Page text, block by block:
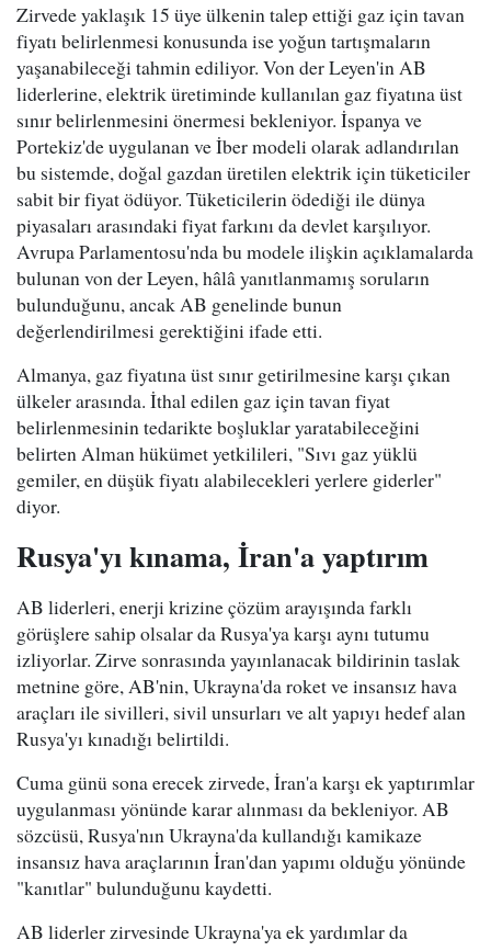
Zirvede yaklaşık 15 üye ülkenin talep ettiği gaz için tavan
fiyatı belirlenmesi konusunda ise yoğun tartışmaların
yaşanabileceği tahmin ediliyor. Von der Leyen'in AB
liderlerine, elektrik üretiminde kullanılan gaz fiyatına üst
sınır belirlenmesini önermesi bekleniyor. İspanya ve
Portekiz'de uygulanan ve İber modeli olarak adlandırılan
bu sistemde, doğal gazdan üretilen elektrik için tüketiciler
sabit bir fiyat ödüyor. Tüketicilerin ödediği ile dünya
piyasaları arasındaki fiyat farkını da devlet karşılıyor.
Avrupa Parlamentosu'nda bu modele ilişkin açıklamalarda
bulunan von der Leyen, hâlâ yanıtlanmamış soruların
bulunduğunu, ancak AB genelinde bunun
değerlendirilmesi gerektiğini ifade etti.
Almanya, gaz fiyatına üst sınır getirilmesine karşı çıkan
ülkeler arasında. İthal edilen gaz için tavan fiyat
belirlenmesinin tedarikte boşluklar yaratabileceğini
belirten Alman hükümet yetkilileri, "Sıvı gaz yüklü
gemiler, en düşük fiyatı alabilecekleri yerlere giderler"
diyor.
Rusya'yı kınama, İran'a yaptırım
AB liderleri, enerji krizine çözüm arayışında farklı
görüşlere sahip olsalar da Rusya'ya karşı aynı tutumu
izliyorlar. Zirve sonrasında yayınlanacak bildirinin taslak
metnine göre, AB'nin, Ukrayna'da roket ve insansız hava
araçları ile sivilleri, sivil unsurları ve alt yapıyı hedef alan
Rusya'yı kınadığı belirtildi.
Cuma günü sona erecek zirvede, İran'a karşı ek yaptırımlar
uygulanması yönünde karar alınması da bekleniyor. AB
sözcüsü, Rusya'nın Ukrayna'da kullandığı kamikaze
insansız hava araçlarının İran'dan yapımı olduğu yönünde
"kanıtlar" bulunduğunu kaydetti.
AB liderler zirvesinde Ukrayna'ya ek yardımlar da